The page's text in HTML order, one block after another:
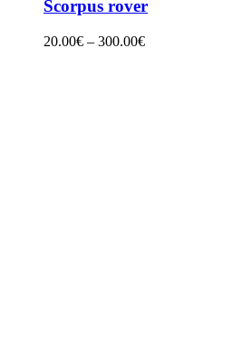
Scorpus rover
20.00€ – 300.00€